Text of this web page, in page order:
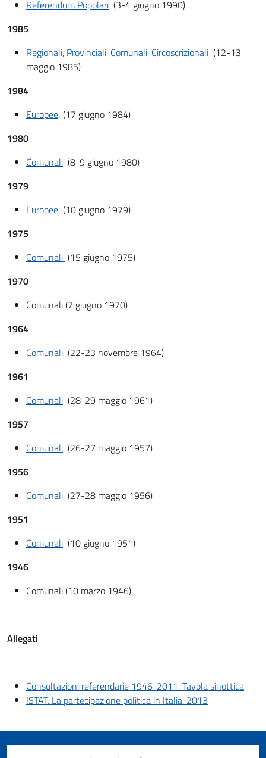
Referendum Popolari (3-4 giugno 1990)
1985
Regionali, Provinciali, Comunali, Circoscrizionali (12-13
maggio 1985)
1984
Europee (17 giugno 1984)
1980
Comunali (8-9 giugno 1980)
1979
Europee (10 giugno 1979)
1975
Comunali (15 giugno 1975)
1970
Comunali (7 giugno 1970)
1964
Comunali (22-23 novembre 1964)
1961
Comunali (28-29 maggio 1961)
1957
Comunali (26-27 maggio 1957)
1956
Comunali (27-28 maggio 1956)
1951
Comunali (10 giugno 1951)
1946
Comunali (10 marzo 1946)
Allegati
Consultazioni referendarie 1946-2011. Tavola sinottica
ISTAT. La partecipazione politica in Italia. 2013